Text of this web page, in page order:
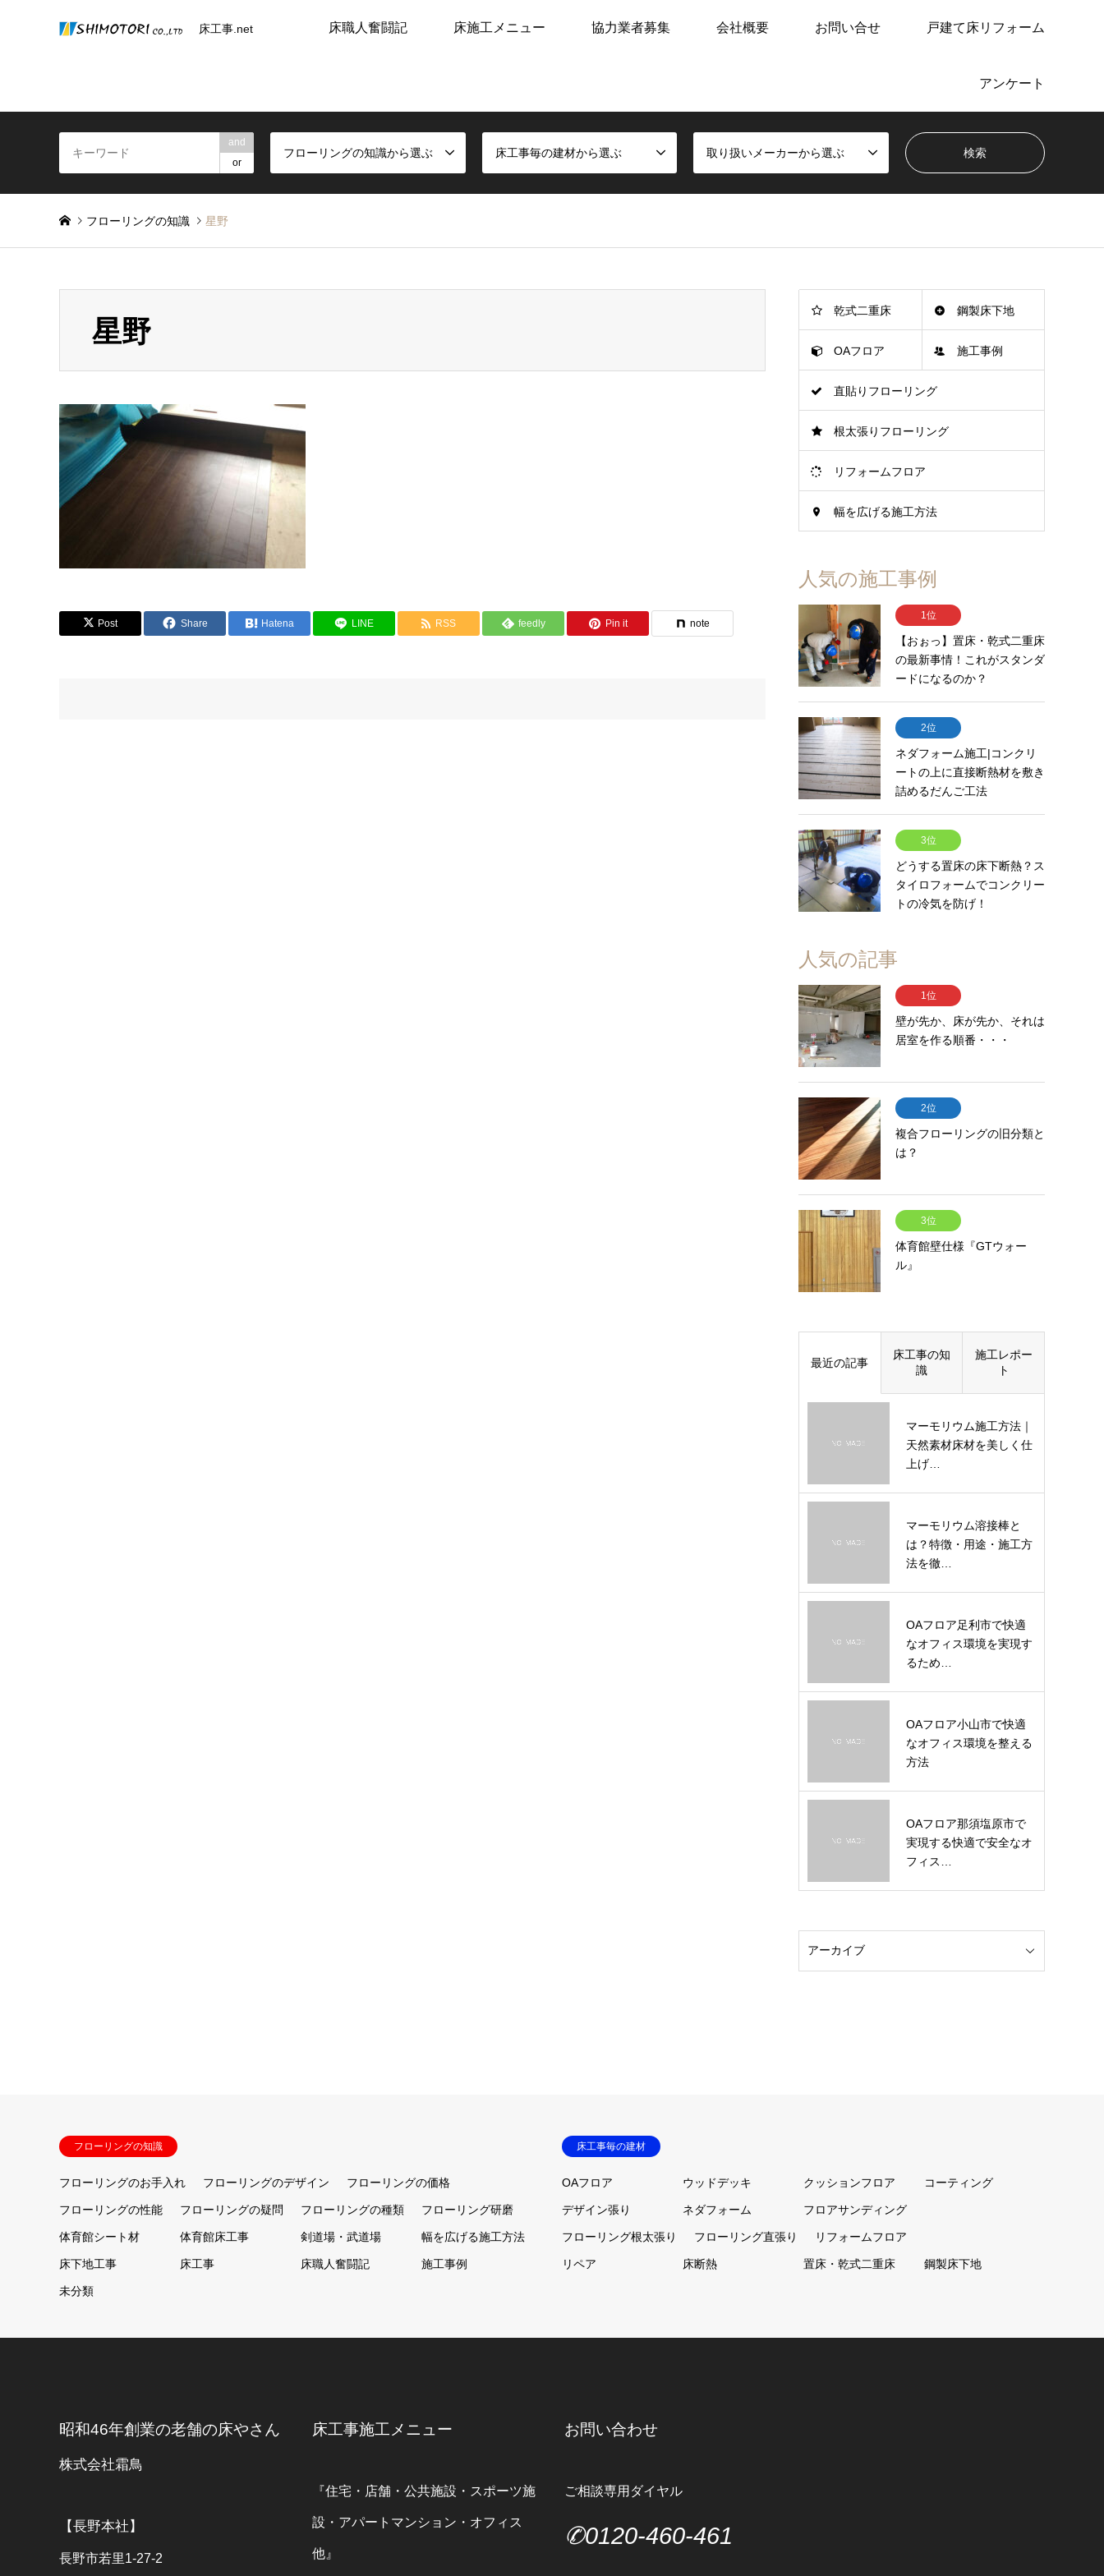
床工事.net 床職人奮闘記 床施工メニュー 協力業者募集 会社概要 お問い合せ 戸建て床リフォーム
アンケート
and
or
フローリングの知識から選ぶ 床工事毎の建材から選ぶ 取り扱いメーカーから選ぶ
フローリングの知識 星野
星野
Post Share Hatena LINE RSS feedly Pin it note
乾式二重床 鋼製床下地
OAフロア 施工事例
直貼りフローリング
根太張りフローリング
リフォームフロア
幅を広げる施工方法
人気の施工事例
1位
【おぉっ】置床・乾式二重床
の最新事情！これがスタンダ
ードになるのか？
2位
ネダフォーム施工|コンクリ
ートの上に直接断熱材を敷き
詰めるだんご工法
3位
どうする置床の床下断熱？ス
タイロフォームでコンクリー
トの冷気を防げ！
人気の記事
1位
壁が先か、床が先か、それは
居室を作る順番・・・
2位
複合フローリングの旧分類と
は？
3位
体育館壁仕様『GTウォー
ル』
最近の記事
床工事の知
識
施工レポー
ト
マーモリウム施工方法｜
天然素材床材を美しく仕
上げ…
マーモリウム溶接棒と
は？特徴・用途・施工方
法を徹…
OAフロア足利市で快適
なオフィス環境を実現す
るため…
OAフロア小山市で快適
なオフィス環境を整える
方法
OAフロア那須塩原市で
実現する快適で安全なオ
フィス…
フローリングの知識
フローリングのお手入れ フローリングのデザイン フローリングの価格
フローリングの性能 フローリングの疑問 フローリングの種類 フローリング研磨
体育館シート材 体育館床工事 剣道場・武道場 幅を広げる施工方法
床下地工事 床工事 床職人奮闘記 施工事例
未分類
床工事毎の建材
OAフロア ウッドデッキ クッションフロア コーティング
デザイン張り ネダフォーム フロアサンディング
フローリング根太張り フローリング直張り リフォームフロア
リペア 床断熱 置床・乾式二重床 鋼製床下地
昭和46年創業の老舗の床やさん
株式会社霜鳥
【長野本社】
長野市若里1-27-2
床工事施工メニュー
『住宅・店舗・公共施設・スポーツ施
設・アパートマンション・オフィス
他』
お問い合わせ
ご相談専用ダイヤル
✆0120-460-461